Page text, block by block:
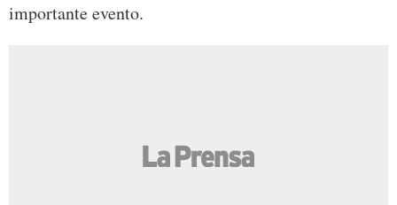
importante evento.